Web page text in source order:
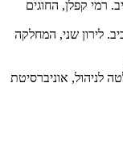
רמי קפלן, החוגים
לירון שני, המחלקה
לניהול, אוניברסיטת